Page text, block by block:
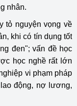
nhân.
tỏ nguyện vọng về
khi có tín dụng tốt
đen"; vấn đề học
học nghề rất lớn
vi phạm pháp
động, nợ lương,